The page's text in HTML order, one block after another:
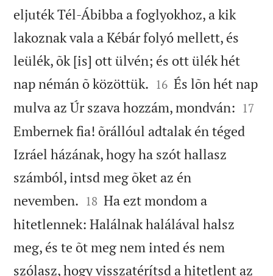
eljuték Tél-Ábibba a foglyokhoz, a kik
lakoznak vala a Kébár folyó mellett, és
leülék, õk [is] ott ülvén; és ott ülék hét
nap némán õ közöttük. 

16 És lõn hét nap
mulva az Úr szava hozzám, mondván: 

17
Embernek fia! õrállóul adtalak én téged
Izráel házának, hogy ha szót hallasz
számból, intsd meg õket az én
nevemben. 

18 Ha ezt mondom a
hitetlennek: Halálnak halálával halsz
meg, és te õt meg nem inted és nem
szólasz, hogy visszatérítsd a hitetlent az